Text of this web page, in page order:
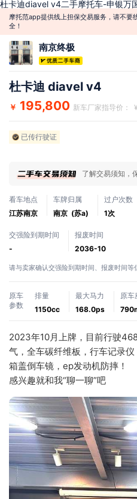
杜卡迪diavel v4二手摩托车-申银万
摩托范app提供线上担保交易服务，请不要
全！
南京终极
杜卡迪 diavel v4
￥ 195,800 新车厂家指导价：
已传行驶证
了解交易须知，
看车地点
江苏南京
车牌归属
南京 (苏a)
过户次数
1次
交强险到期时间
-
报废时间
2036-10
请与卖家确认交强险到期时间、报废时间等
原车
参数
排量
1150cc
最大马力
168.0ps
原车
2023年10月上牌，目前行驶
气，全车碳纤维板，行车记录
箱盖倒车镜，ep发动机防摔！
感兴趣就和我“聊一聊”吧